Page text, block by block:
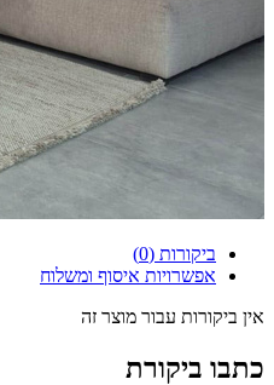
ביקורות (0)
אפשרויות איסוף ומשלוח
אין ביקורות עבור מוצר זה
כתבו ביקורת